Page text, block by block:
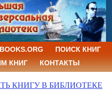
ПОИСК КНИГ
КНИГ
КОНТАКТЫ
КНИГУ В БИБЛИОТЕКЕ